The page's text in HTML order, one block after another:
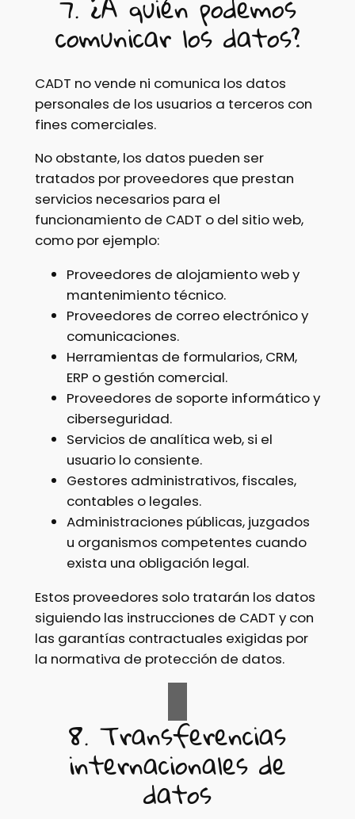
comunicar los datos?
CADT no vende ni comunica los datos
personales de los usuarios a terceros con
fines comerciales.
No obstante, los datos pueden ser
tratados por proveedores que prestan
servicios necesarios para el
funcionamiento de CADT o del sitio web,
como por ejemplo:
Proveedores de alojamiento web y
mantenimiento técnico.
Proveedores de correo electrónico y
comunicaciones.
Herramientas de formularios, CRM,
ERP o gestión comercial.
Proveedores de soporte informático y
ciberseguridad.
Servicios de analítica web, si el
usuario lo consiente.
Gestores administrativos, fiscales,
contables o legales.
Administraciones públicas, juzgados
u organismos competentes cuando
exista una obligación legal.
Estos proveedores solo tratarán los datos
siguiendo las instrucciones de CADT y con
las garantías contractuales exigidas por
la normativa de protección de datos.
8. Transferencias
internacionales de
datos